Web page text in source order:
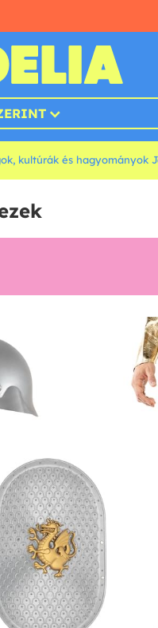
kultúrák és hagyományok